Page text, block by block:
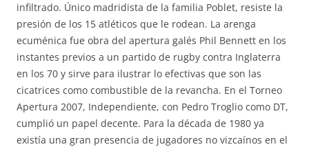
infiltrado. Único madridista de la familia Poblet, resiste la
presión de los 15 atléticos que le rodean. La arenga
ecuménica fue obra del apertura galés Phil Bennett en los
instantes previos a un partido de rugby contra Inglaterra
en los 70 y sirve para ilustrar lo efectivas que son las
cicatrices como combustible de la revancha. En el Torneo
Apertura 2007, Independiente, con Pedro Troglio como DT,
cumplió un papel decente. Para la década de 1980 ya
existía una gran presencia de jugadores no vizcaínos en el